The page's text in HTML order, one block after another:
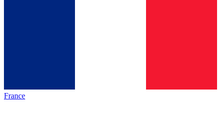
France